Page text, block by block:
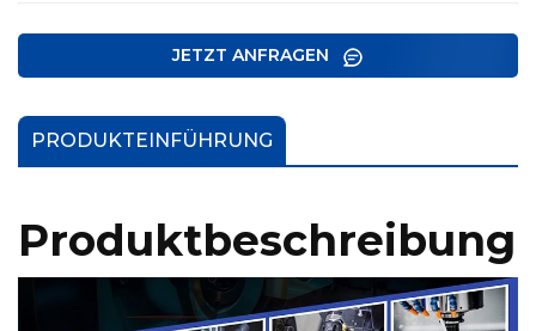
JETZT ANFRAGEN
PRODUKTEINFÜHRUNG
Produktbeschreibung